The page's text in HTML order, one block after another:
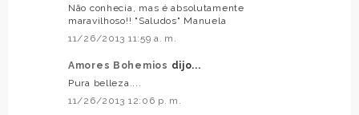
Não conhecia, mas é absolutamente
maravilhoso!! "Saludos" Manuela
11/26/2013 11:59 a. m.
Amores Bohemios dijo...
Pura belleza....
11/26/2013 12:06 p. m.